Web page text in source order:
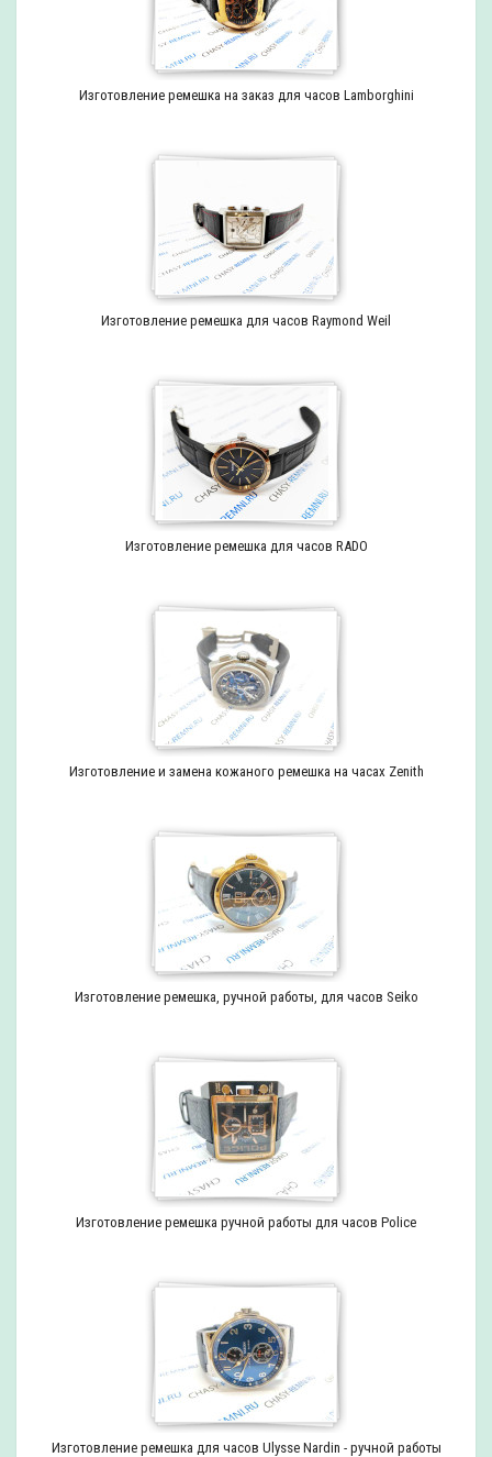
Изготовление ремешка на заказ для часов Lamborghini
Изготовление ремешка для часов Raymond Weil
Изготовление ремешка для часов RADO
Изготовление и замена кожаного ремешка на часах Zenith
Изготовление ремешка, ручной работы, для часов Seiko
Изготовление ремешка ручной работы для часов Police
Изготовление ремешка для часов Ulysse Nardin - ручной работы